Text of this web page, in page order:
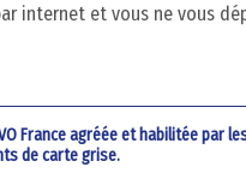
internet et vous ne vous
agréée et habilitée par
de carte grise.